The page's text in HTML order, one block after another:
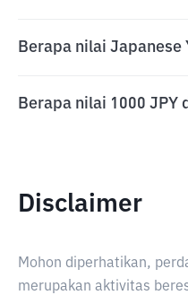
Berapa nilai Japanese
Berapa nilai 1000 JPY
Disclaimer
Mohon diperhatikan,
merupakan aktivitas